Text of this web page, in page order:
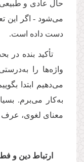
حال عادی و طبیعی
می‌شود - اگر این
دست داده است.
تأکید بنده در
واژه‌ها را
می‌دهیم ابتدا
به‌کار می‌برم.
معنای لغوی،
ارتباط دین و